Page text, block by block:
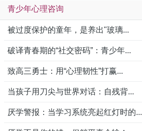
青少年心理咨询
被过度保护的童年，是养出"玻璃...
破译青春期的“社交密码”：青少年...
致高三勇士：用“心理韧性”打赢...
当孩子用刀尖与世界对话：自残背...
厌学警报：当学习系统亮起红灯时的...